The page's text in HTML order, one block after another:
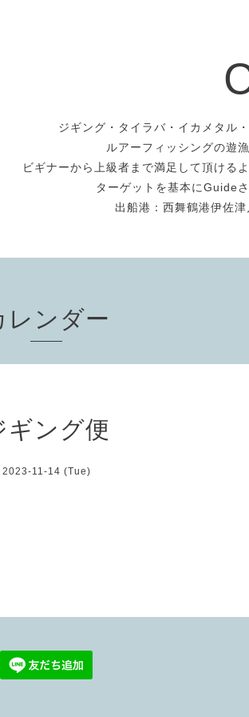
ジギング・タイラバ・イカメタル
ルアーフィッシングの遊
ビギナーから上級者まで満足して頂ける
ターゲットを基本にGuide
出船港：西舞鶴港伊佐津
レンダー
ギング便
2023-11-14 (Tue)